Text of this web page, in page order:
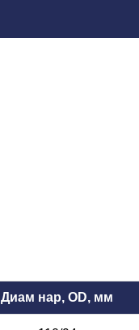
Диам нар, OD, мм